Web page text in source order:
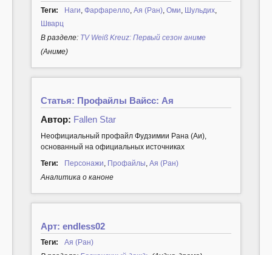
Теги: Наги Фарфарелло Ая (Ран) Оми Шульдих
Шварц
В разделе: TV Weiß Kreuz: Первый сезон аниме
(Аниме)
Статья: Профайлы Вайсс: Ая
Автор: Fallen Star
Неофициальный профайл Фудзимии Рана (Аи),
основанный на официальных источниках
Теги:
Персонажи Профайлы Ая (Ран)
Аналитика о каноне
Арт: endless02
Теги:
Ая (Ран)